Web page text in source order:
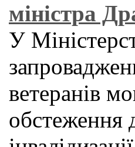
міністра
У
ветеранів
обстеження